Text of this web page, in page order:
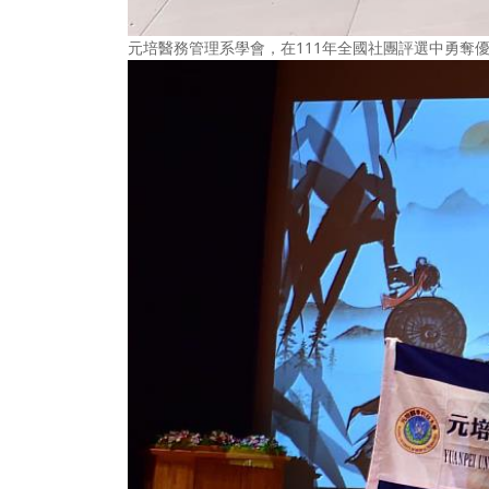
元培醫務管理系學會，在111年全國社團評選中勇奪